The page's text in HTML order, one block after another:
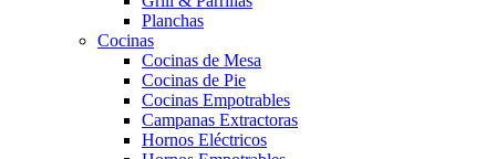
Planchas
Cocinas
Cocinas de Mesa
Cocinas de Pie
Cocinas Empotrables
Campanas Extractoras
Hornos Eléctricos